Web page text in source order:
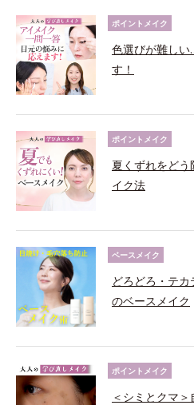
ポイントメイク
色選びが難し
す！
ポイントメイク
夏くずれをど
イク法
ベースメイク
どろどろ・テ
のベースメイク
ポイントメイク
＜シミとクマ